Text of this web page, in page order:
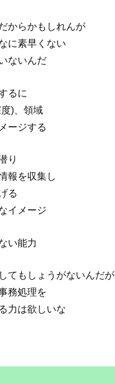
からかもしれんが
に素早くない
ないんだ
るに
)、領域
ージする
り
報を収集し
る
イメージ
い能力
てもしょうがないんだが
務処理を
力は欲しいな